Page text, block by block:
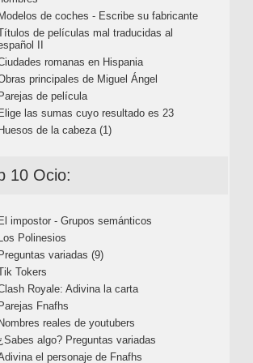
de coches - Escribe su fabricante
de películas mal traducidas al
II
romanas en Hispania
principales de Miguel Ángel
de película
las sumas cuyo resultado es 23
de la cabeza (1)
10 Ocio:
impostor - Grupos semánticos
Polinesios
variadas (9)
Tokers
Royale: Adivina la carta
Fnafhs
reales de youtubers
algo? Preguntas variadas
el personaje de Fnafhs